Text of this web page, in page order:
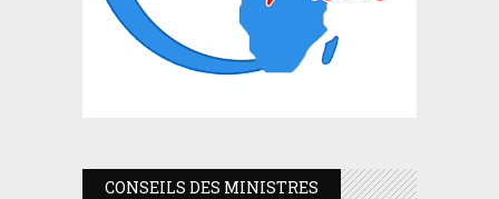
CONSEILS DES MINISTRES